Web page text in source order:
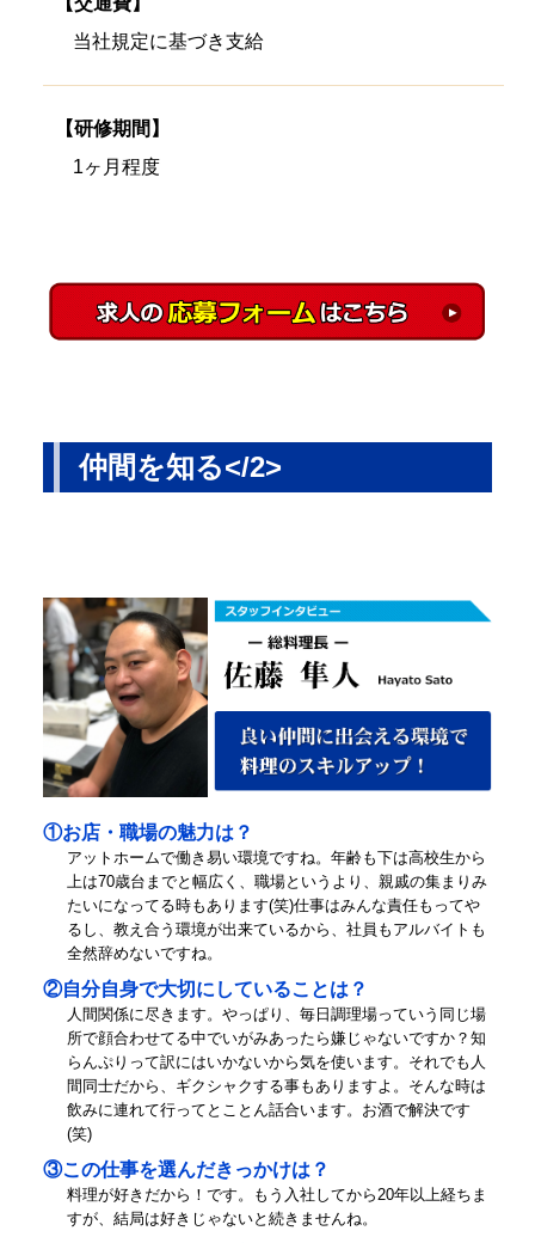
当社規定に基づき支給
【研修期間】
1ヶ月程度
仲間を知る</2>
①お店・職場の魅力は？
アットホームで働き易い環境ですね。年齢も下は高校生から
上は70歳台までと幅広く、職場というより、親戚の集まりみ
たいになってる時もあります(笑)仕事はみんな責任もってや
るし、教え合う環境が出来ているから、社員もアルバイトも
全然辞めないですね。
②自分自身で大切にしていることは？
人間関係に尽きます。やっぱり、毎日調理場っていう同じ場
所で顔合わせてる中でいがみあったら嫌じゃないですか？知
らんぷりって訳にはいかないから気を使います。それでも人
間同士だから、ギクシャクする事もありますよ。そんな時は
飲みに連れて行ってとことん話合います。お酒で解決です
(笑)
③この仕事を選んだきっかけは？
料理が好きだから！です。もう入社してから20年以上経ちま
すが、結局は好きじゃないと続きませんね。